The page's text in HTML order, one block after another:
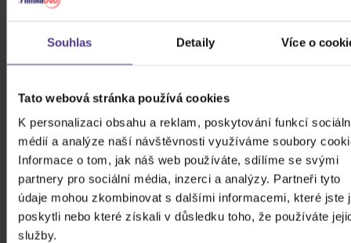
Souhlas Detaily Více o
Tato webová stránka používá cookies
K personalizaci obsahu a reklam, poskytování funkcí
médií a analýze naší návštěvnosti využíváme soubory
Informace o tom, jak náš web používáte, sdílíme se svými
partnery pro sociální média, inzerci a analýzy. Partneři tyto
údaje mohou zkombinovat s dalšími informacemi, které jste
poskytli nebo které získali v důsledku toho, že používáte
služby.
Edition, Re-Issue)
Skladem 489 Kč
DO KOŠÍKU